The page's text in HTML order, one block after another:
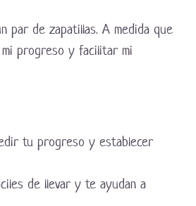
par de zapatillas. A medida que
progreso y facilitar mi
tu progreso y establecer
de llevar y te ayudan a